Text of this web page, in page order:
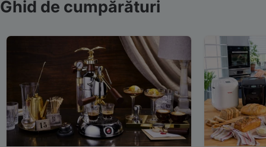
Ghid de cumpărături